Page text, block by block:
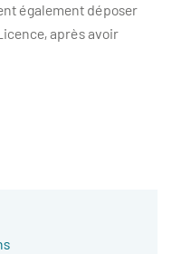
également déposer
après avoir